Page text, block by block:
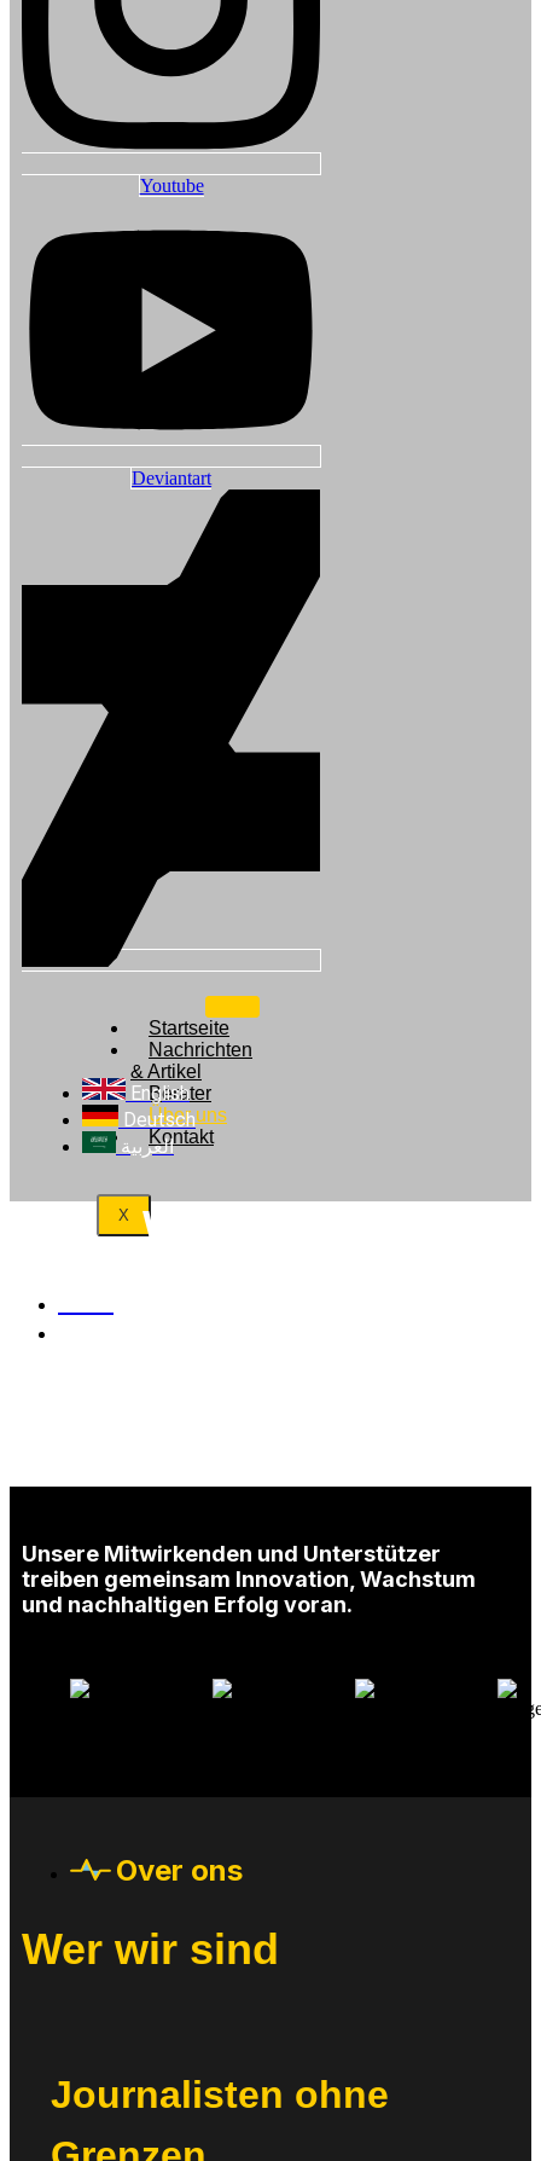
Youtube
Deviantart
Startseite
Nachrichten
& Artikel
Berater
Über uns
Kontakt
X
English
Deutsch
العربية
Wer wir sind
Unsere Mitwirkenden und Unterstützer
treiben gemeinsam Innovation, Wachstum
und nachhaltigen Erfolg voran.
Over ons
Wer wir sind
Journalisten ohne